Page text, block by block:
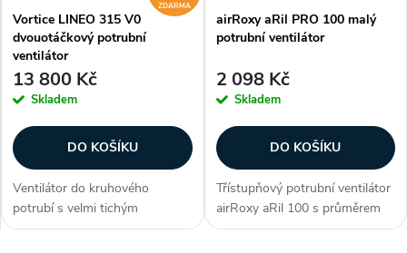
ZDARMA
Vortice LINEO 315 V0
dvouotáčkový potrubní
ventilátor
13 800 Kč
Skladem
DO KOŠÍKU
Ventilátor do kruhového
potrubí s velmi tichým
provozem. Dvouotáčkový AC
airRoxy aRil PRO 100 malý
potrubní ventilátor
2 098 Kč
Skladem
DO KOŠÍKU
Třístupňový potrubní ventilátor
airRoxy aRil 100 s průměrem
připojení potrubí 100 mm.